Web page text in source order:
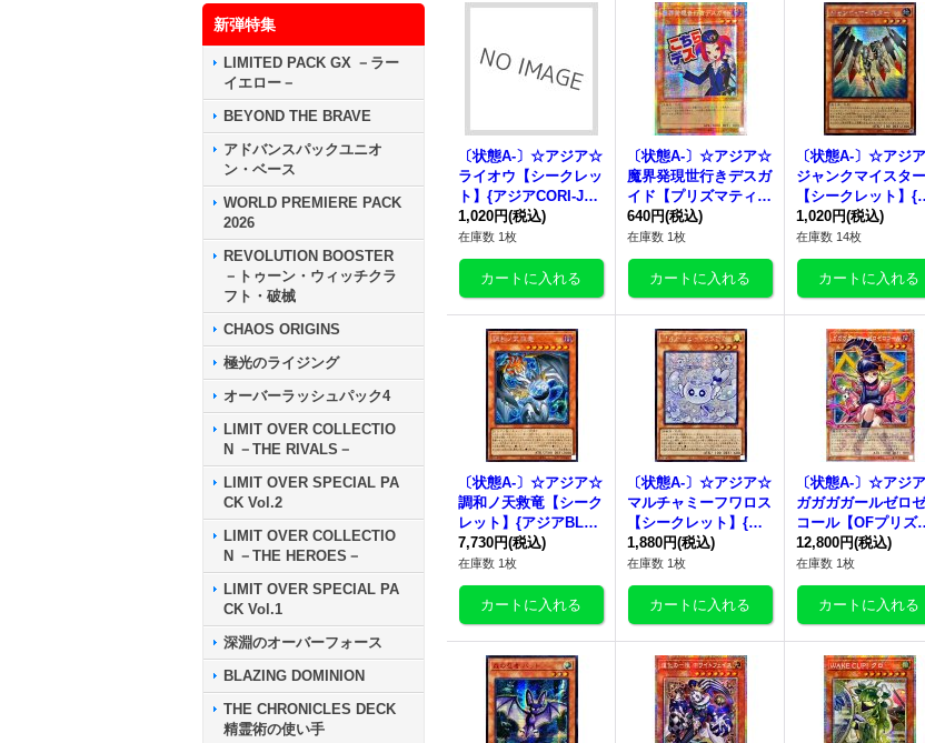
新弾特集
LIMITED PACK GX －ラー
イエロー－
BEYOND THE BRAVE
アドバンスパックユニオ
ン・ベース
WORLD PREMIERE PACK
2026
REVOLUTION BOOSTER
－トゥーン・ウィッチクラ
フト・破械
CHAOS ORIGINS
極光のライジング
オーバーラッシュパック4
LIMIT OVER COLLECTIO
N －THE RIVALS－
LIMIT OVER SPECIAL PA
CK Vol.2
LIMIT OVER COLLECTIO
N －THE HEROES－
LIMIT OVER SPECIAL PA
CK Vol.1
深淵のオーバーフォース
BLAZING DOMINION
THE CHRONICLES DECK
精霊術の使い手
〔状態A-〕☆アジア☆
ライオウ【シークレッ
ト】{アジアCORI-JPS
12}《モンスター》
1,020円(税込)
在庫数 1枚
〔状態A-〕☆アジア☆
魔界発現世行きデスガ
イド【プリズマティッ
クシークレット】{ア
ジアLPST-JP008}《モ
ンスター》
640円(税込)
在庫数 1枚
〔状態A-〕☆アジ
ジャンクマイスター
【シークレット】{
ジア26PP-JP008}《
ンスター》
1,020円(税込)
在庫数 14枚
〔状態A-〕☆アジア☆
調和ノ天救竜【シーク
レット】{アジアBLZD
-JP024}《モンスタ
ー》
7,730円(税込)
在庫数 1枚
〔状態A-〕☆アジア☆
マルチャミーフワロス
【シークレット】{ア
ジアLOCH-JP047}
《モンスター》
1,880円(税込)
在庫数 1枚
〔状態A-〕☆アジ
ガガガガールゼロ
コール【OFプリズ
ティックシークレッ
ト】{アジアLOCH-
012}《モンスター》
12,800円(税込)
在庫数 1枚